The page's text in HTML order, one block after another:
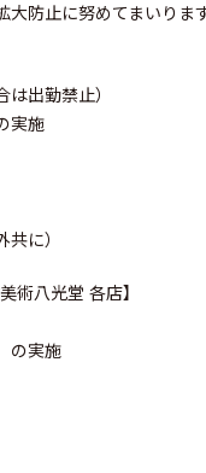
防止に努めてまいります
出勤禁止）
実施
に）
術八光堂 各店】
の実施